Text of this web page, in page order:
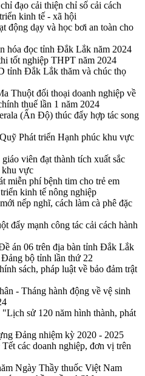
đạo cải thiện chỉ số cải cách
kinh tế - xã hội
động dạy và học bơi an toàn cho
hóa đọc tỉnh Đắk Lắk năm 2024
tốt nghiệp THPT năm 2024
tỉnh Đắk Lắk thăm và chúc thọ
Thuột đối thoại doanh nghiệp về
thuế lần 1 năm 2024
(Ấn Độ) thúc đẩy hợp tác song
Phát triển Hạnh phúc khu vực
viên đạt thành tích xuất sắc
khu vực
miễn phí bệnh tim cho trẻ em
kinh tế nông nghiệp
nếp nghĩ, cách làm cà phê đặc
đẩy mạnh công tác cải cách hành
án 06 trên địa bàn tỉnh Đắk Lắk
bộ tỉnh lần thứ 22
sách, pháp luật về bảo đảm trật
- Tháng hành động về vệ sinh
sử 120 năm hình thành, phát
Đảng nhiệm kỳ 2020 - 2025
các doanh nghiệp, đơn vị trên
Ngày Thầy thuốc Việt Nam